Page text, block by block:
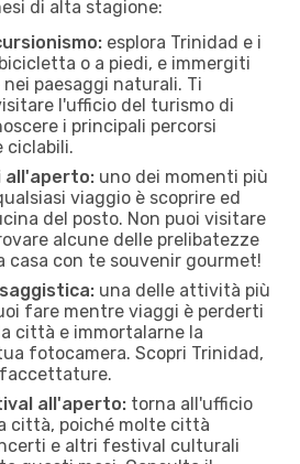
di alta stagione:
esplora Trinidad e i
o a piedi, e immergiti
paesaggi naturali. Ti
l'ufficio del turismo di
i principali percorsi
ciclabili.
all'aperto: uno dei momenti più
viaggio è scoprire ed
del posto. Non puoi visitare
alcune delle prelibatezze
casa con te souvenir gourmet!
una delle attività più
fare mentre viaggi è perderti
città e immortalarne la
fotocamera. Scopri Trinidad,
all'aperto: torna all'ufficio
città, poiché molte città
e altri festival culturali